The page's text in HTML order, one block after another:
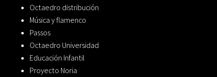
Octaedro distribución
Música y flamenco
Passos
Octaedro Universidad
Educación Infantil
Proyecto Noria